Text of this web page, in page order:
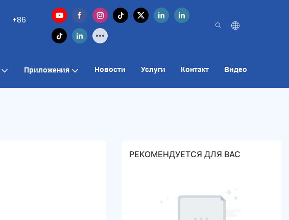
+86
Приложения Новости Услуги Контакт Видео
РЕКОМЕНДУЕТСЯ ДЛЯ ВАС